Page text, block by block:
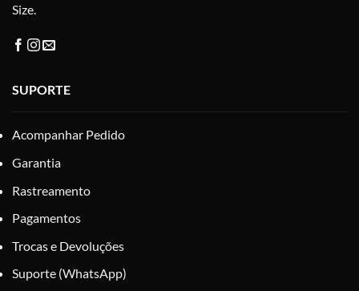
Size.
SUPORTE
Acompanhar Pedido
Garantia
Rastreamento
Pagamentos
Trocas e Devoluções
Suporte (WhatsApp)